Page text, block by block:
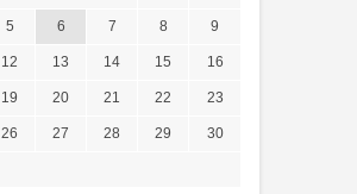
5 6 7 8 9
12 13 14 15 16
19 20 21 22 23
26 27 28 29 30